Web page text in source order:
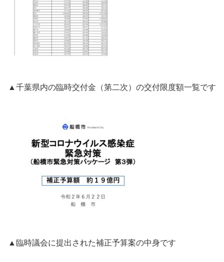
▲千葉県内の臨時交付金（第二次）の交付限度額一覧です
▲臨時議会に提出された補正予算案の中身です